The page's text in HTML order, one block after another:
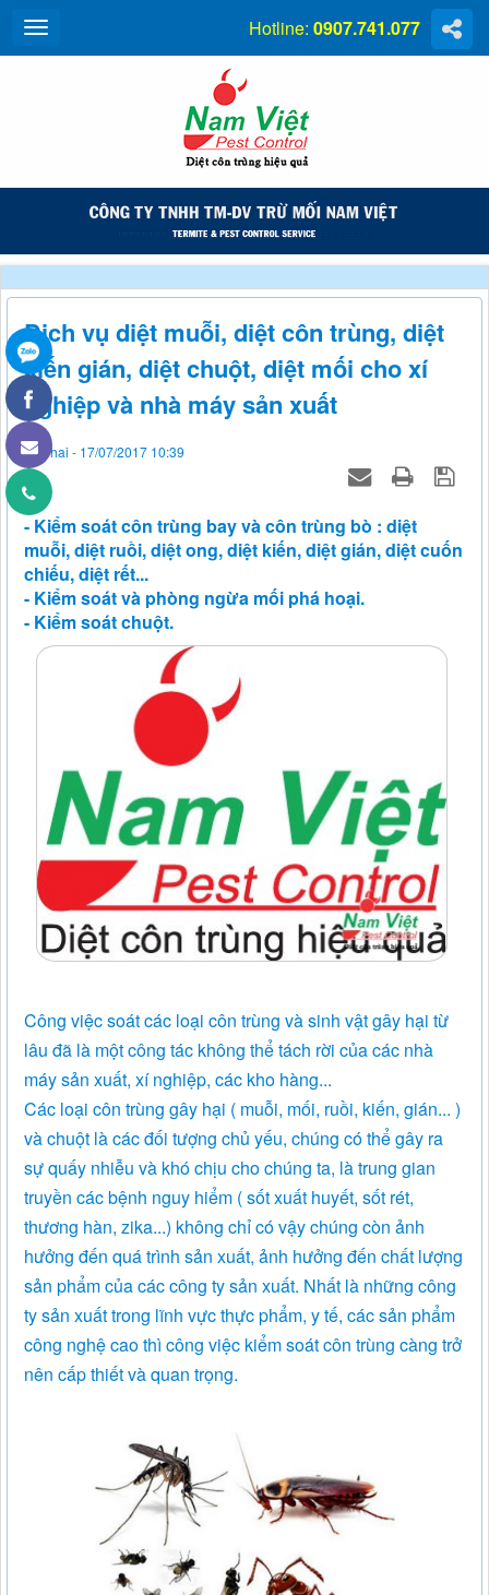
Hotline: 0907.741.077
Dịch vụ diệt muỗi, diệt côn trùng, diệt
kiến gián, diệt chuột, diệt mối cho xí
nghiệp và nhà máy sản xuất
Thứ hai - 17/07/2017 10:39
- Kiểm soát côn trùng bay và côn trùng bò : diệt
muỗi, diệt ruồi, diệt ong, diệt kiến, diệt gián, diệt cuốn
chiếu, diệt rết...
- Kiểm soát và phòng ngừa mối phá hoại.
- Kiểm soát chuột.
Công việc soát các loại côn trùng và sinh vật gây hại từ
lâu đã là một công tác không thể tách rời của các nhà
máy sản xuất, xí nghiệp, các kho hàng...
Các loại côn trùng gây hại ( muỗi, mối, ruồi, kiến, gián... )
và chuột là các đối tượng chủ yếu, chúng có thể gây ra
sự quấy nhiễu và khó chịu cho chúng ta, là trung gian
truyền các bệnh nguy hiểm ( sốt xuất huyết, sốt rét,
thương hàn, zika...) không chỉ có vậy chúng còn ảnh
hưởng đến quá trình sản xuất, ảnh hưởng đến chất lượng
sản phẩm của các công ty sản xuất. Nhất là những công
ty sản xuất trong lĩnh vực thực phẩm, y tế, các sản phẩm
công nghệ cao thì công việc kiểm soát côn trùng càng trở
nên cấp thiết và quan trọng.